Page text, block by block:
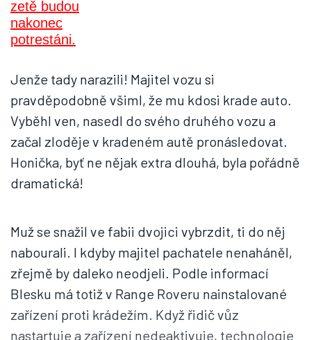
Jenže tady narazili! Majitel vozu si
pravděpodobně všiml, že mu kdosi krade auto.
Vyběhl ven, nasedl do svého druhého vozu a
začal zloděje v kradeném autě pronásledovat.
Honička, byť ne nějak extra dlouhá, byla pořádně
dramatická!
Muž se snažil ve fabii dvojici vybrzdit, ti do něj
nabourali. I kdyby majitel pachatele nenaháněl,
zřejmě by daleko neodjeli. Podle informací
Blesku má totiž v Range Roveru nainstalované
zařízení proti krádežím. Když řidič vůz
nastartuje a zařízení nedeaktivuje, technologie